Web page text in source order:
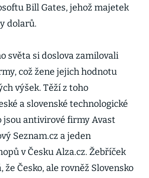
Bill Gates, jehož majetek
dolarů.
světa si doslova zamilovali
což žene jejich hodnotu
výšek. Těží z toho
a slovenské technologické
jsou antivirové firmy Avast
Seznam.cz a jeden
v Česku Alza.cz. Žebříček
že Česko, ale rovněž Slovensko